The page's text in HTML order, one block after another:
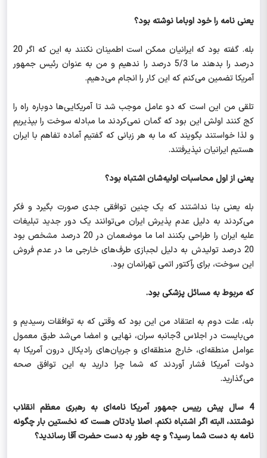
یعنی نامه را خود اوباما نوشته بود؟
بله. گفته بود که ایرانیان ممکن است اطمینان نکنند به این که اگر 20
درصد را بدهند ما 5/3 درصد را ندهیم و من به عنوان رئیس جمهور
آمریکا تضمین می‌کنم که این کار را انجام می‌دهیم.
تلقی من این است که دو عامل موجب شد تا آمریکایی‌ها دوباره راه را
کج کنند اولش این بود که گمان نمی‌کردند ما مبادله سوخت را بپذیریم
و لذا خواستند بگویند که ما به هر زبانی که گفتیم آماده تفاهم با ایران
هستیم ایرانیان نپذیرفتند.
یعنی از اول محاسبات اولیه‌شان اشتباه بود؟
بله یعنی بنا نداشتند که یک چنین توافقی جدی صورت بگیرد و فکر
می‌کردند به دلیل عدم پذیرش ایران می‌توانند یک دور جدید تبلیغات
علیه ایران را طراحی بکنند اما ما موضعمان در 20 درصد مشخص بود
20 درصد تولیدش به دلیل لجبازی طرف‌های خارجی ما در عدم فروش
این سوخت، برای رآکتور اتمی تهرانمان بود.
که مربوط به مسائل پزشکی بود.
بله، علت دوم به اعتقاد من این بود که وقتی که به توافقات رسیدیم و
می‌بایست در اجلاس 3جانبه سران، نهایی و امضا می‌شد طبق معمول
عوامل منطقه‌ای، خارج منطقه‌ای و جریان‌های رادیکال درون آمریکا به
دولت آمریکا فشار آوردند که شما چرا دارید به این توافق صحه
می‌گذارید.
4 سال پیش رییس جمهور آمریکا نامه‌ای به رهبری معظم انقلاب
نوشتند، البته اگر اشتباه نکنم. اصلا یادتان هست که نخستین بار چگونه
نامه به دست شما رسید؟ و چه طور به دست حضرت آقا رساندید؟